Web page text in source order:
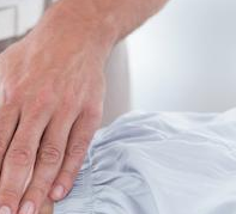
du comprimé
se profile-t-